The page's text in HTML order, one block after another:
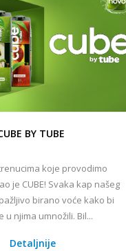
BY TUBE
koje provodimo
je CUBE! Svaka kap našeg
birano voće kako bi
u njima umnožili. Bil...
Detaljnije